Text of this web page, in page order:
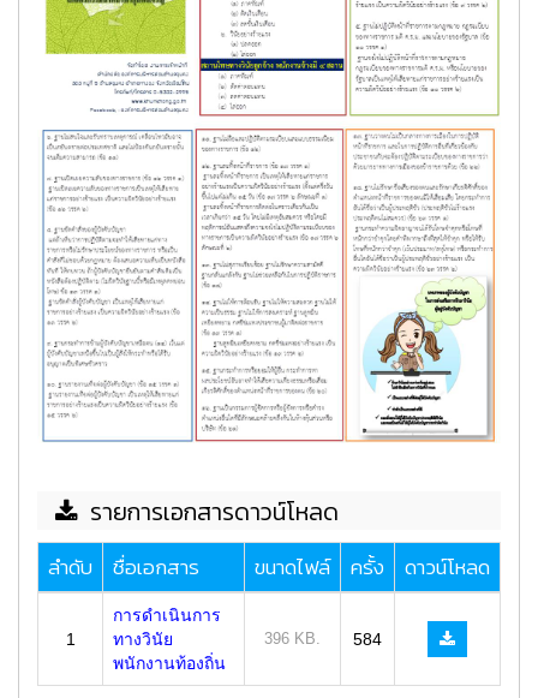
รายการเอกสารดาวน์โหลด
ลำดับ ชื่อเอกสาร ขนาดไฟล์ ครั้ง ดาวน์โหลด
1
การดำเนินการ
ทางวินัย
พนักงานท้องถิ่น
396 KB. 584